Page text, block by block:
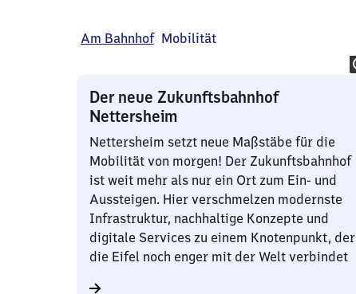
Am Bahnhof Mobilität
Der neue Zukunftsbahnhof
Nettersheim
Nettersheim setzt neue Maßstäbe für die
Mobilität von morgen! Der Zukunftsbahnhof
ist weit mehr als nur ein Ort zum Ein- und
Aussteigen. Hier verschmelzen modernste
Infrastruktur, nachhaltige Konzepte und
digitale Services zu einem Knotenpunkt, der
die Eifel noch enger mit der Welt verbindet